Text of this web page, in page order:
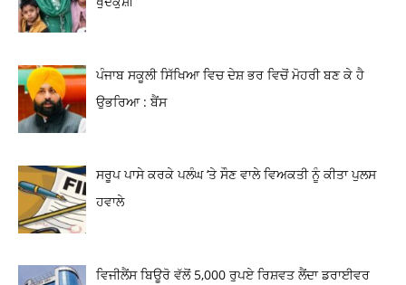
ਪੰਜਾਬ ਸਕੂਲੀ ਸਿੱਖਿਆ ਵਿਚ ਦੇਸ਼ ਭਰ ਵਿਚੋਂ ਮੋਹਰੀ ਬਣ ਕੇ ਹੈ
ਉਭਰਿਆ : ਬੈਂਸ
ਸਰੂਪ ਪਾਸੇ ਕਰਕੇ ਪਲੰਘ ‘ਤੇ ਸੌਣ ਵਾਲੇ ਵਿਅਕਤੀ ਨੂੰ ਕੀਤਾ ਪੁਲਸ
ਹਵਾਲੇ
ਵਿਜੀਲੈਂਸ ਬਿਊਰੋ ਵੱਲੋਂ 5,000 ਰੁਪਏ ਰਿਸ਼ਵਤ ਲੈਂਦਾ ਡਰਾਈਵਰ